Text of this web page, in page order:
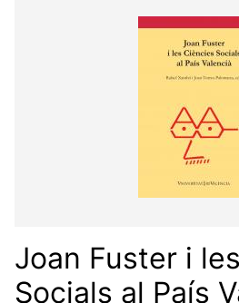
Joan Fuster i
Socials al País